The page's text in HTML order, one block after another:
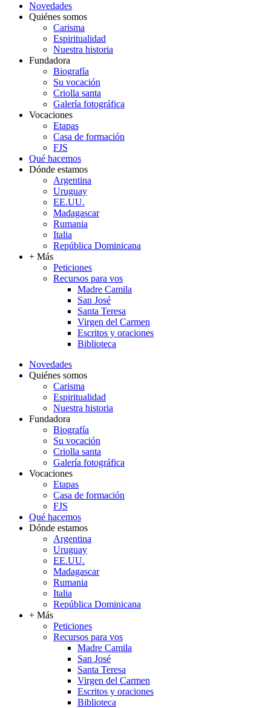
Novedades
Quiénes somos
Carisma
Espiritualidad
Nuestra historia
Fundadora
Biografía
Su vocación
Criolla santa
Galería fotográfica
Vocaciones
Etapas
Casa de formación
FJS
Qué hacemos
Dónde estamos
Argentina
Uruguay
EE.UU.
Madagascar
Rumania
Italia
República Dominicana
+ Más
Peticiones
Recursos para vos
Madre Camila
San José
Santa Teresa
Virgen del Carmen
Escritos y oraciones
Biblioteca
Novedades
Quiénes somos
Carisma
Espiritualidad
Nuestra historia
Fundadora
Biografía
Su vocación
Criolla santa
Galería fotográfica
Vocaciones
Etapas
Casa de formación
FJS
Qué hacemos
Dónde estamos
Argentina
Uruguay
EE.UU.
Madagascar
Rumania
Italia
República Dominicana
+ Más
Peticiones
Recursos para vos
Madre Camila
San José
Santa Teresa
Virgen del Carmen
Escritos y oraciones
Biblioteca